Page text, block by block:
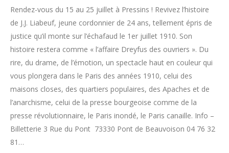
Rendez-vous du 15 au 25 juillet à Pressins ! Revivez l’histoire
de J.J. Liabeuf, jeune cordonnier de 24 ans, tellement épris de
justice qu’il monte sur l’échafaud le 1er juillet 1910. Son
histoire restera comme « l’affaire Dreyfus des ouvriers ». Du
rire, du drame, de l’émotion, un spectacle haut en couleur qui
vous plongera dans le Paris des années 1910, celui des
maisons closes, des quartiers populaires, des Apaches et de
l’anarchisme, celui de la presse bourgeoise comme de la
presse révolutionnaire, le Paris inondé, le Paris canaille. Info –
Billetterie 3 Rue du Pont 73330 Pont de Beauvoison 04 76 32
81…